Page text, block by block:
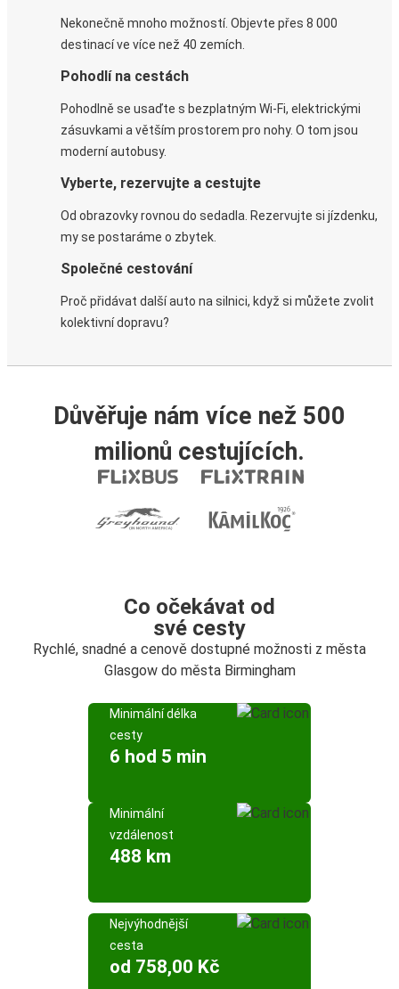
Nekonečně mnoho možností. Objevte přes 8 000
destinací ve více než 40 zemích.
Pohodlí na cestách
Pohodlně se usaďte s bezplatným Wi-Fi, elektrickými
zásuvkami a větším prostorem pro nohy. O tom jsou
moderní autobusy.
Vyberte, rezervujte a cestujte
Od obrazovky rovnou do sedadla. Rezervujte si jízdenku,
my se postaráme o zbytek.
Společné cestování
Proč přidávat další auto na silnici, když si můžete zvolit
kolektivní dopravu?
Důvěřuje nám více než 500
milionů cestujících.
Co očekávat od
své cesty
Rychlé, snadné a cenově dostupné možnosti z města
Glasgow do města Birmingham
Minimální délka
cesty
6 hod 5 min
Minimální
vzdálenost
488 km
Nejvýhodnější
cesta
od 758,00 Kč